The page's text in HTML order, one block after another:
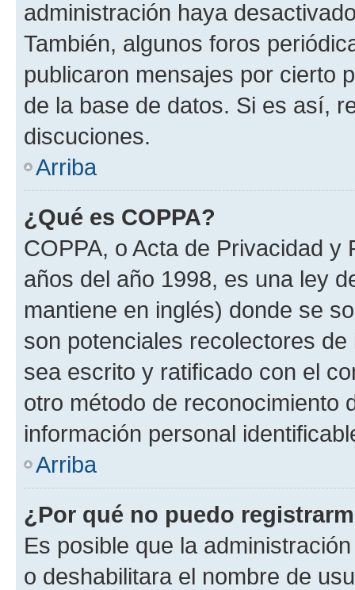
administración haya
También, algunos foros
publicaron mensajes por cierto
de la base de datos. Si es así,
discuciones.
Arriba
¿Qué es COPPA?
COPPA, o Acta de Privacidad
años del año 1998, es una ley
mantiene en inglés) donde se
son potenciales recolectores
sea escrito y ratificado con el
otro método de reconocimiento
información personal
Arriba
¿Por qué no puedo
Es posible que la
o deshabilitara el nombre de